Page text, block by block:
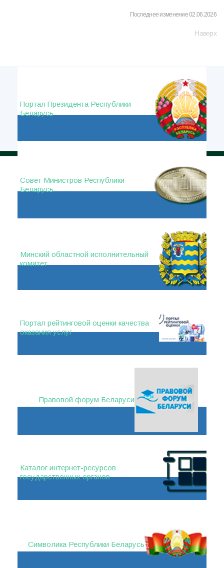
Последнее изменение 02.06.2026
Наверх
Портал Президента Республики
Беларусь
Совет Министров Республики
Беларусь
Минский областной исполнительный
комитет
Портал рейтинговой оценки качества
оказания услуг
Правовой форум Беларуси
Каталог интернет-ресурсов
государственных органов
Символика Республики Беларусь